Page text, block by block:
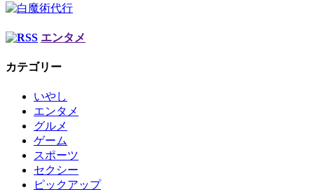
エンタメ
カテゴリー
いやし
エンタメ
グルメ
ゲーム
スポーツ
セクシー
ピックアップ